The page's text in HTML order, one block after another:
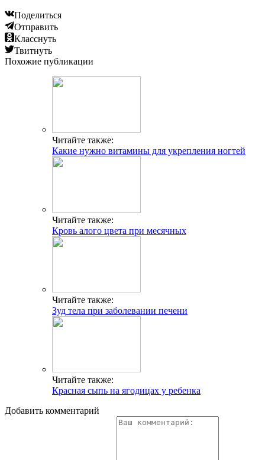
Поделиться
Отправить
Класснуть
Твитнуть
Похожие публикации
Читайте также:
Какие нужно витамины для укрепления ногтей
Читайте также:
Кровь алого цвета при месячных
Читайте также:
Зуд тела при заболевании печени
Читайте также:
Красная сыпь на ягодицах у ребенка
Добавить комментарий